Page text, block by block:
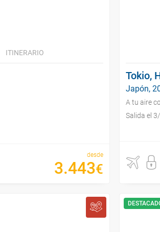
ITINERARIO
desde
3.443€
Tokio,
Japón,
A tu aire
Salida el